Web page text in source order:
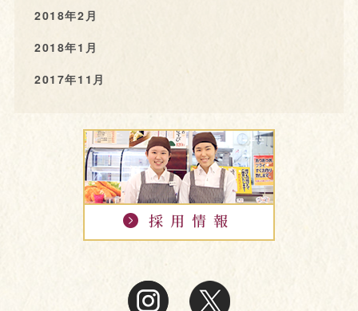
2018年2月
2018年1月
2017年11月